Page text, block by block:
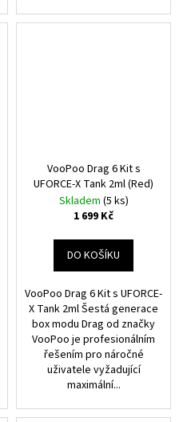
VooPoo Drag 6 Kit s
UFORCE-X Tank 2ml (Red)
Skladem (5 ks)
1 699 Kč
DO KOŠÍKU
VooPoo Drag 6 Kit s UFORCE-
X Tank 2ml Šestá generace
box modu Drag od značky
VooPoo je profesionálním
řešením pro náročné
uživatele vyžadující
maximální...